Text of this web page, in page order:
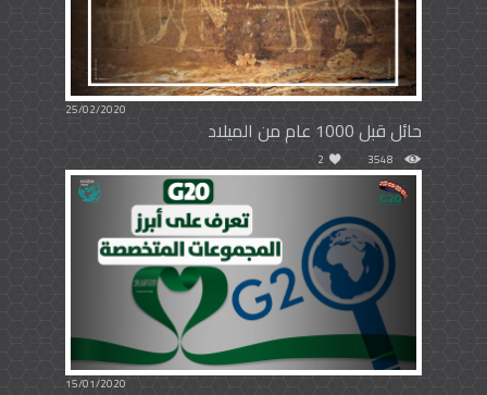
25/02/2020
حائل قبل 1000 عام من الميلاد
3548
2
15/01/2020